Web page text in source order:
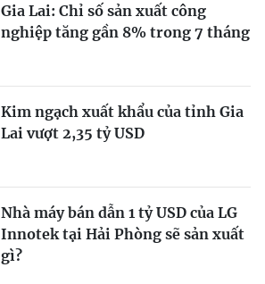
Gia Lai: Chỉ số sản xuất công
nghiệp tăng gần 8% trong 7 tháng
Kim ngạch xuất khẩu của tỉnh Gia
Lai vượt 2,35 tỷ USD
Nhà máy bán dẫn 1 tỷ USD của LG
Innotek tại Hải Phòng sẽ sản xuất
gì?